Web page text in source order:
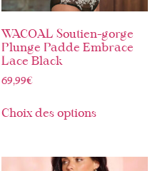
WACOAL Soutien-gorge
Plunge Padde Embrace
Lace Black
69,99€
Choix des options